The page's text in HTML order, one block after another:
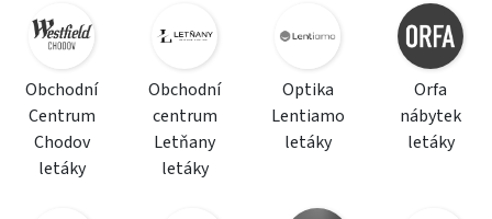
Obchodní
Centrum
Chodov
letáky
Obchodní
centrum
Letňany
letáky
Optika
Lentiamo
letáky
Orfa
nábytek
letáky